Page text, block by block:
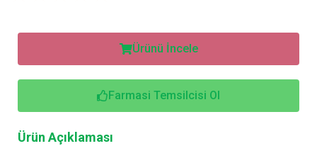
Ürünü İncele
Farmasi Temsilcisi Ol
Ürün Açıklaması